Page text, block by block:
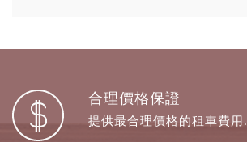
合理價格保證
提供最合理價格的租車費用.